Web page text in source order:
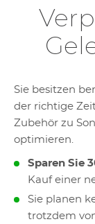
Sie besitzen
der richtige
Zubehör zu
optimieren.
Sparen Sie
Kauf einer
Sie planen
trotzdem